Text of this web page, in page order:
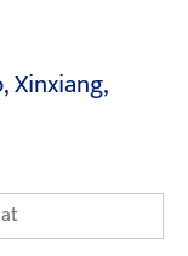
Xinxiang,